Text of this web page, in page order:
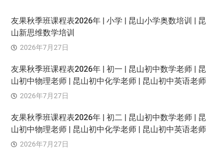
友果秋季班课程表2026年 | 小学 | 昆山小学奥数培训 | 昆
山新思维数学培训
2026年7月27日
友果秋季班课程表2026年 | 初一 | 昆山初中数学老师 | 昆
山初中物理老师 | 昆山初中化学老师 | 昆山初中英语老师
2026年7月27日
友果秋季班课程表2026年 | 初二 | 昆山初中数学老师 | 昆
山初中物理老师 | 昆山初中化学老师 | 昆山初中英语老师
2026年7月27日